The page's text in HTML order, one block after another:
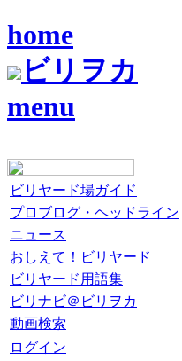
home
ビリヲカ
menu
ビリヤード場ガイド
プロブログ・ヘッドライン
ニュース
おしえて！ビリヤード
ビリヤード用語集
ビリナビ＠ビリヲカ
動画検索
ログイン